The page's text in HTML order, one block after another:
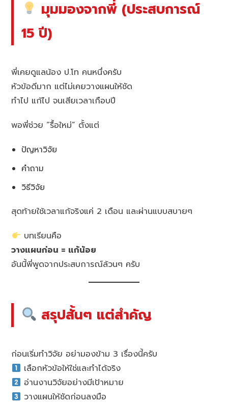
มุมมองจากพี่ (ประสบการณ์
15 ปี)
พี่เคยดูแลน้อง ป.โท คนหนึ่งครับ
หัวข้อดีมาก แต่ไม่เคยวางแผนให้ชัด
ทำไป แก้ไป จนเสียเวลาเกือบปี
พอพี่ช่วย “รื้อใหม่” ตั้งแต่
ปัญหาวิจัย
คำถาม
วิธีวิจัย
สุดท้ายใช้เวลาแก้จริงแค่ 2 เดือน และผ่านแบบสบายๆ
บทเรียนคือ
วางแผนก่อน = แก้น้อย
อันนี้พี่พูดจากประสบการณ์ล้วนๆ ครับ
สรุปสั้นๆ แต่สำคัญ
ก่อนเริ่มทำวิจัย อย่ามองข้าม 3 เรื่องนี้ครับ
เลือกหัวข้อให้ใช่และทำได้จริง
อ่านงานวิจัยอย่างมีเป้าหมาย
วางแผนให้ชัดก่อนลงมือ